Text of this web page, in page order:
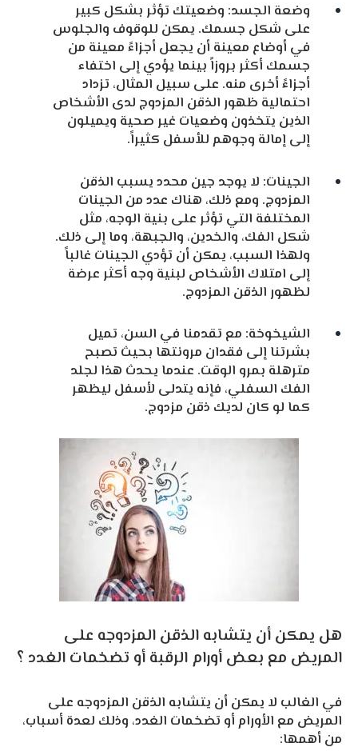
وضعة الجسد: وضعيتك تؤثر بشكل كبير
على شكل جسمك. يمكن للوقوف والجلوس
في أوضاع معينة أن يجعل أجزاءً معينة من
جسمك أكثر بروزاً بينما يؤدي إلى اختفاء
أجزاءً أخرى منه. على سبيل المثال، تزداد
احتمالية ظهور الذقن المزدوج لدى الأشخاص
الذين يتخذون وضعيات غير صحية ويميلون
إلى إمالة وجوهم للأسفل كثيراً.
الجينات: لا يوجد جين محدد يسبب الذقن
المزدوج. ومع ذلك، هناك عدد من الجينات
المختلفة التي تؤثر على بنية الوجه، مثل
شكل الفك، والخدين، والجبهة، وما إلى ذلك.
ولهذا السبب، يمكن أن تؤدي الجينات غالباً
إلى امتلاك الأشخاص لبنية وجه أكثر عرضة
لظهور الذقن المزدوج.
الشيخوخة: مع تقدمنا ​​في السن، تميل
بشرتنا إلى فقدان مرونتها بحيث تصبح
مترهلة بمرو الوقت. عندما يحدث هذا لجلد
الفك السفلي، فإنه يتدلى لأسفل ليظهر
كما لو كان لديك ذقن مزدوج.
هل يمكن أن يتشابه الذقن المزدوجه على
المريض مع بعض أورام الرقبة أو تضخمات الغدد ؟
في الغالب لا يمكن أن يتشابه الذقن المزدوجه على
المريض مع الأورام أو تضخمات الغدد، وذلك لعدة أسباب،
من أهمها: